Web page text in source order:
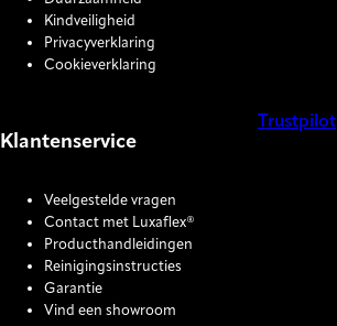
Kindveiligheid
Privacyverklaring
Cookieverklaring
Klantenservice
Veelgestelde vragen
Contact met Luxaflex®
Producthandleidingen
Reinigingsinstructies
Garantie
Vind een showroom
Trustpilot